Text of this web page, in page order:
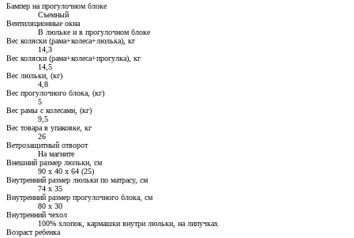
Бампер на прогулочном блоке
Съемный
Вентиляционные окна
В люльке и в прогулочном блоке
Вес коляски (рама+колеса+люлька), кг
14,3
Вес коляски (рама+колеса+прогулка), кг
14,5
Вес люльки, (кг)
4,8
Вес прогулочного блока, (кг)
5
Вес рамы с колесами, (кг)
9,5
Вес товара в упаковке, кг
26
Ветрозащитный отворот
На магните
Внешний размер люльки, см
90 х 40 х 64 (25)
Внутренний размер люльки по матрасу, см
74 х 35
Внутренний размер прогулочного блока, см
80 х 30
Внутренний чехол
100% хлопок, кармашки внутри люльки, на липучках
Возраст ребенка